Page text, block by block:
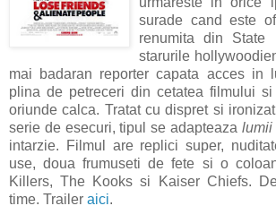
surade cand este
renumita din State
starurile
mai badaran reporter capata acces in
plina de petreceri din cetatea filmului
oriunde calca. Tratat cu dispret si
serie de esecuri, tipul se adapteaza lumii
intarzie. Filmul are replici super,
use, doua frumuseti de fete si o
Killers, The Kooks si Kaiser Chiefs.
time. Trailer aici.